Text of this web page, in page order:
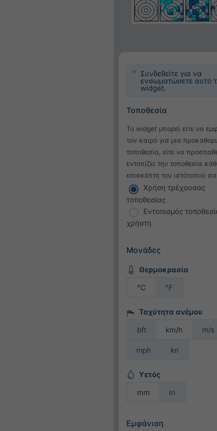
Συνδεθείτε για να
ενσωματώσετε αυτό
widget.
Τοποθεσία
Το widget μπορεί είτε να
τον καιρό για μια
τοποθεσία, είτε να
εντοπίζει την τοποθεσία
επισκέπτη του ιστότοπού
Χρήση τρέχουσας
τοποθεσίας
Εντοπισμός
χρήστη
Μονάδες
Θερμοκρασία
°C
°F
Ταχύτητα ανέμου
bft
km/h m/s
mph kn
Υετός
mm
in
Εμφάνιση